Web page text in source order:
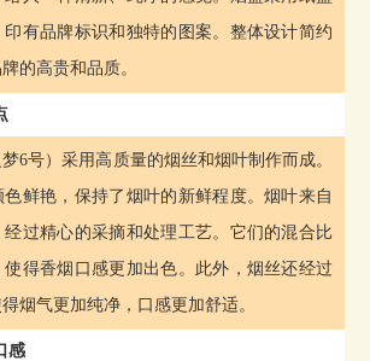
有品牌标识和独特的图案。整体设计简约
的高贵和品质。
6号）采用高质量的烟丝和烟叶制作而成。
鲜艳，保持了烟叶的新鲜程度。烟叶来自
过精心的采摘和处理工艺。它们的混合比
得香烟口感更加出色。此外，烟丝还经过
烟气更加纯净，口感更加舒适。
感